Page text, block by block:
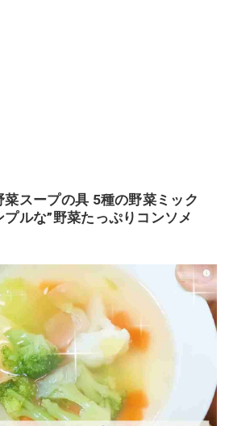
スープの具 5種の野菜ミック
ルな”野菜たっぷりコンソメ